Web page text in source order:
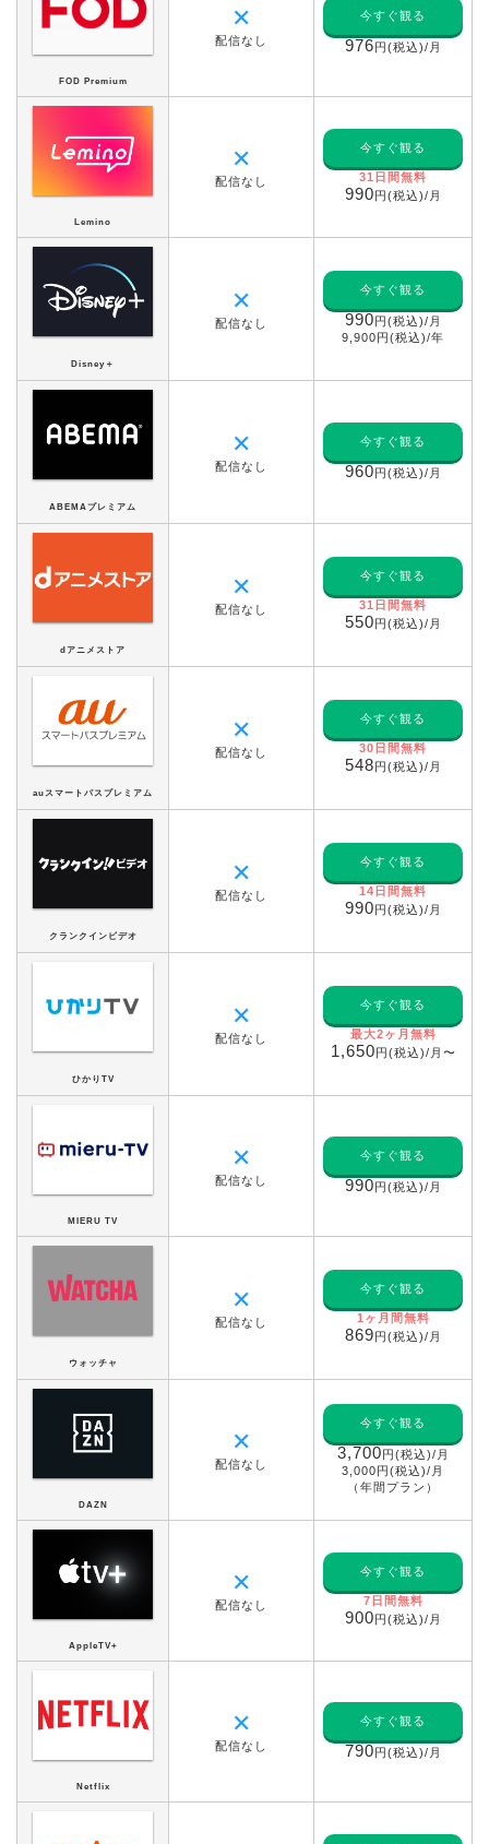
FOD Premium
✕
配信なし
今すぐ観る
976円(税込)/月
Lemino
✕
配信なし
今すぐ観る
31日間無料
990円(税込)/月
Disney＋
✕
配信なし
今すぐ観る
990円(税込)/月
9,900円(税込)/年
ABEMAプレミアム
✕
配信なし
今すぐ観る
960円(税込)/月
dアニメストア
✕
配信なし
今すぐ観る
31日間無料
550円(税込)/月
auスマートパスプレミアム
✕
配信なし
今すぐ観る
30日間無料
548円(税込)/月
クランクインビデオ
✕
配信なし
今すぐ観る
14日間無料
990円(税込)/月
ひかりTV
✕
配信なし
今すぐ観る
最大2ヶ月無料
1,650円(税込)/月〜
MIERU TV
✕
配信なし
今すぐ観る
990円(税込)/月
ウォッチャ
✕
配信なし
今すぐ観る
1ヶ月間無料
869円(税込)/月
DAZN
✕
配信なし
今すぐ観る
3,700円(税込)/月
3,000円(税込)/月
（年間プラン）
AppleTV+
✕
配信なし
今すぐ観る
7日間無料
900円(税込)/月
Netflix
✕
配信なし
今すぐ観る
790円(税込)/月